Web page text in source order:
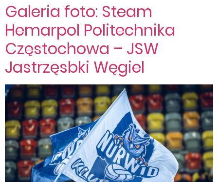
Galeria foto: Steam
Hemarpol Politechnika
Częstochowa – JSW
Jastrzęsbki Węgiel